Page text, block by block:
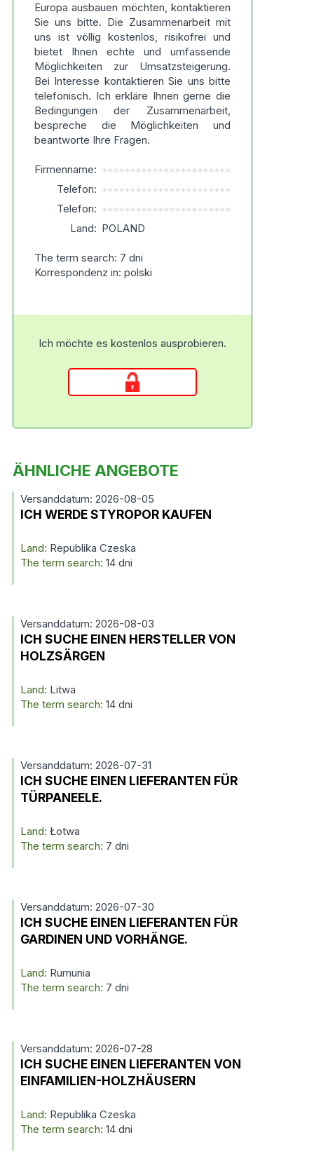
Europa ausbauen möchten, kontaktieren
Sie uns bitte. Die Zusammenarbeit mit
uns ist völlig kostenlos, risikofrei und
bietet Ihnen echte und umfassende
Möglichkeiten zur Umsatzsteigerung.
Bei Interesse kontaktieren Sie uns bitte
telefonisch. Ich erkläre Ihnen gerne die
Bedingungen der Zusammenarbeit,
bespreche die Möglichkeiten und
beantworte Ihre Fragen.
Firmenname: ***********************
Telefon: ***********************
Telefon: ***********************
Land: POLAND
The term search: 7 dni
Korrespondenz in: polski
Ich möchte es kostenlos ausprobieren.
ÄHNLICHE ANGEBOTE
Versanddatum: 2026-08-05
ICH WERDE STYROPOR KAUFEN
Land: Republika Czeska
The term search: 14 dni
Versanddatum: 2026-08-03
ICH SUCHE EINEN HERSTELLER VON
HOLZSÄRGEN
Land: Litwa
The term search: 14 dni
Versanddatum: 2026-07-31
ICH SUCHE EINEN LIEFERANTEN FÜR
TÜRPANEELE.
Land: Łotwa
The term search: 7 dni
Versanddatum: 2026-07-30
ICH SUCHE EINEN LIEFERANTEN FÜR
GARDINEN UND VORHÄNGE.
Land: Rumunia
The term search: 7 dni
Versanddatum: 2026-07-28
ICH SUCHE EINEN LIEFERANTEN VON
EINFAMILIEN-HOLZHÄUSERN
Land: Republika Czeska
The term search: 14 dni